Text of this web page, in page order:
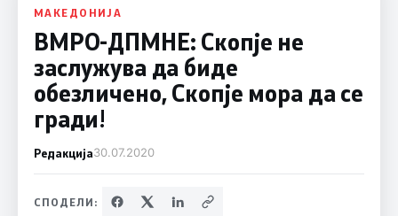
МАКЕДОНИЈА
ВМРО-ДПМНЕ: Скопје не
заслужува да биде
обезличено, Скопје мора да се
гради!
Редакција30.07.2020
СПОДЕЛИ: